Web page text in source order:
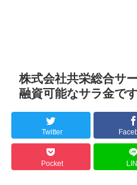
株式会社共栄総合サ
融資可能なサラ金です
Twitter
Pocket